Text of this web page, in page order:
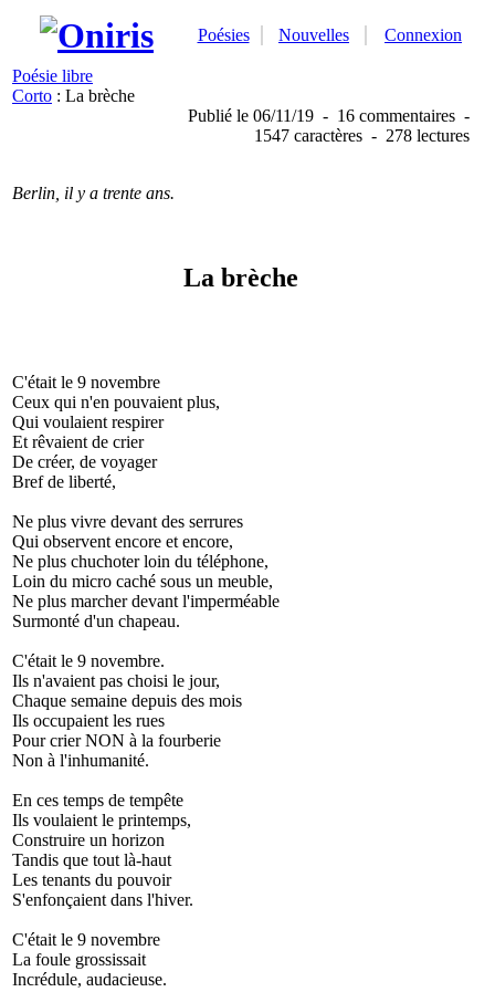
Poésies Nouvelles Connexion
Poésie libre
Corto : La brèche
Publié le 06/11/19 - 16 commentaires -
1547 caractères - 278 lectures
Berlin, il y a trente ans.
La brèche
C'était le 9 novembre
Ceux qui n'en pouvaient plus,
Qui voulaient respirer
Et rêvaient de crier
De créer, de voyager
Bref de liberté,
Ne plus vivre devant des serrures
Qui observent encore et encore,
Ne plus chuchoter loin du téléphone,
Loin du micro caché sous un meuble,
Ne plus marcher devant l'imperméable
Surmonté d'un chapeau.
C'était le 9 novembre.
Ils n'avaient pas choisi le jour,
Chaque semaine depuis des mois
Ils occupaient les rues
Pour crier NON à la fourberie
Non à l'inhumanité.
En ces temps de tempête
Ils voulaient le printemps,
Construire un horizon
Tandis que tout là-haut
Les tenants du pouvoir
S'enfonçaient dans l'hiver.
C'était le 9 novembre
La foule grossissait
Incrédule, audacieuse.